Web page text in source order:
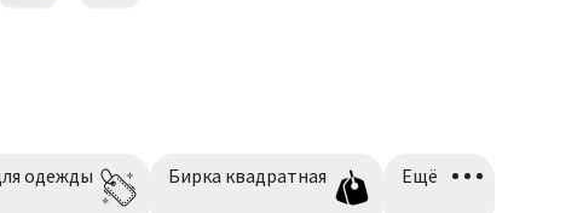
одежды Бирка квадратная Ещё